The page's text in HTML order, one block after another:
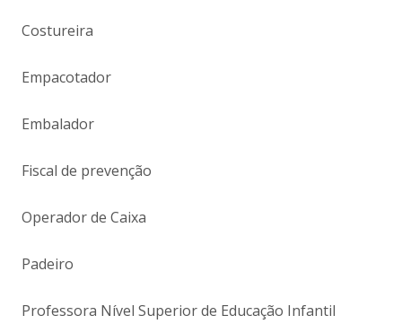
Costureira
Empacotador
Embalador
Fiscal de prevenção
Operador de Caixa
Padeiro
Professora Nível Superior de Educação Infantil